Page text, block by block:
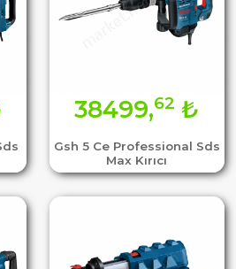
Gsh 5 Ce Professional Sds
Max Kırıcı
38499,62 ₺